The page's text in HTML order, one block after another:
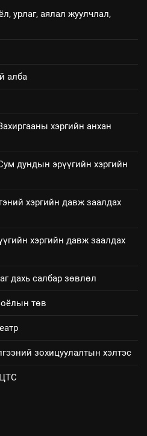
төлөвлөгөө
дүгнэлт
хууль тогтоомж
хариуцагчийн
үйлчилгээ,
хүн, мал, амьтны
мэнд, байгаль орчинд
талаарх
БАЙДАЛ
урлаг, аялал жуулчлал,
алба
хэргийн анхан
дундын эрүүгийн хэргийн
хэргийн давж заалдах
хэргийн давж заалдах
дахь салбар зөвлөл
төв
зохицуулалтын хэлтэс